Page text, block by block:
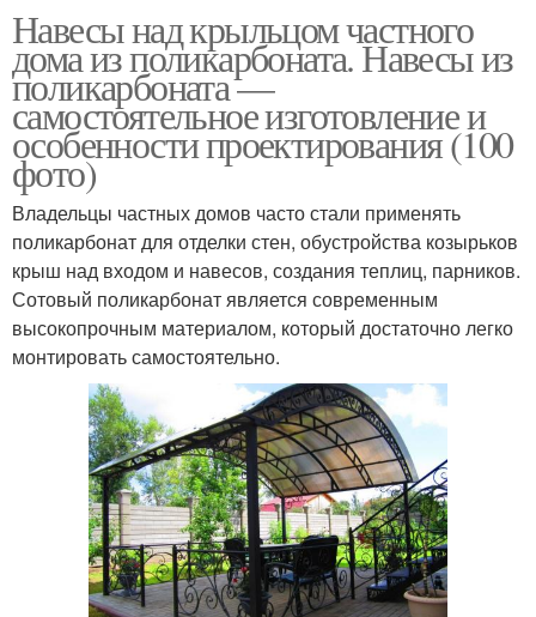
Навесы над крыльцом частного
дома из поликарбоната. Навесы из
поликарбоната —
самостоятельное изготовление и
особенности проектирования (100
фото)
Владельцы частных домов часто стали применять
поликарбонат для отделки стен, обустройства козырьков
крыш над входом и навесов, создания теплиц, парников.
Сотовый поликарбонат является современным
высокопрочным материалом, который достаточно легко
монтировать самостоятельно.